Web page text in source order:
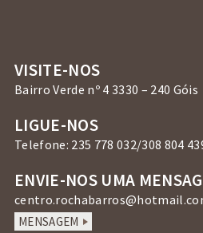
VISITE-NOS
Bairro Verde nº 4 3330 – 240 Góis
LIGUE-NOS
Telefone: 235 778 032/308 804
ENVIE-NOS UMA
MENSAGEM